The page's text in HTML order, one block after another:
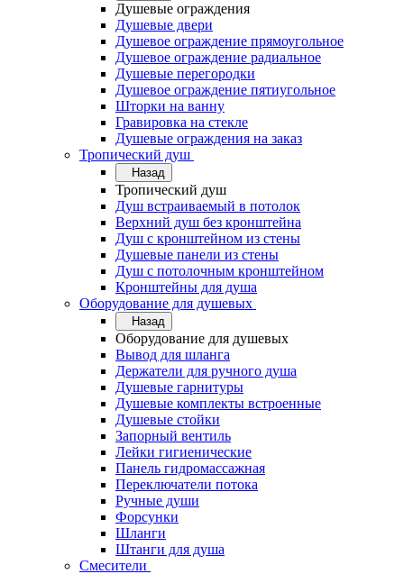
Душевые ограждения
Душевые двери
Душевое ограждение прямоугольное
Душевое ограждение радиальное
Душевые перегородки
Душевое ограждение пятиугольное
Шторки на ванну
Гравировка на стекле
Душевые ограждения на заказ
Тропический душ
Назад
Тропический душ
Душ встраиваемый в потолок
Верхний душ без кронштейна
Душ с кронштейном из стены
Душевые панели из стены
Душ с потолочным кронштейном
Кронштейны для душа
Оборудование для душевых
Назад
Оборудование для душевых
Вывод для шланга
Держатели для ручного душа
Душевые гарнитуры
Душевые комплекты встроенные
Душевые стойки
Запорный вентиль
Лейки гигиенические
Панель гидромассажная
Переключатели потока
Ручные души
Форсунки
Шланги
Штанги для душа
Смесители